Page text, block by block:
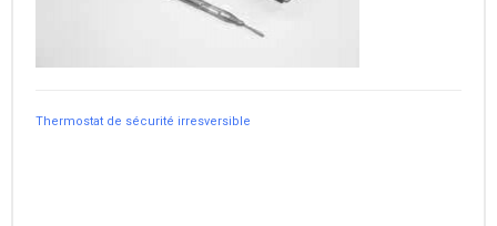
Thermostat de sécurité irresversible